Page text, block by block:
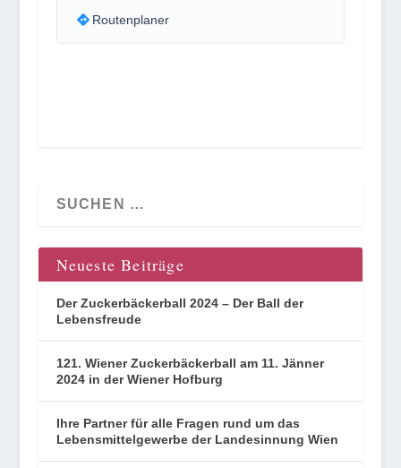
Routenplaner
Neueste Beiträge
Der Zuckerbäckerball 2024 – Der Ball der
Lebensfreude
121. Wiener Zuckerbäckerball am 11. Jänner
2024 in der Wiener Hofburg
Ihre Partner für alle Fragen rund um das
Lebensmittelgewerbe der Landesinnung Wien